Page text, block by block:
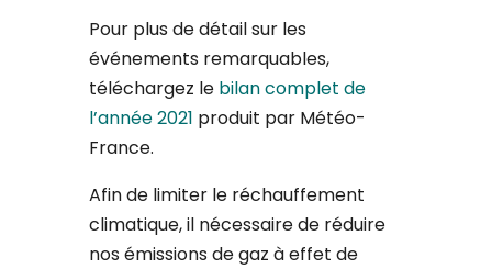
Pour plus de détail sur les
événements remarquables,
téléchargez le bilan complet de
l’année 2021 produit par Météo-
France.
Afin de limiter le réchauffement
climatique, il nécessaire de réduire
nos émissions de gaz à effet de